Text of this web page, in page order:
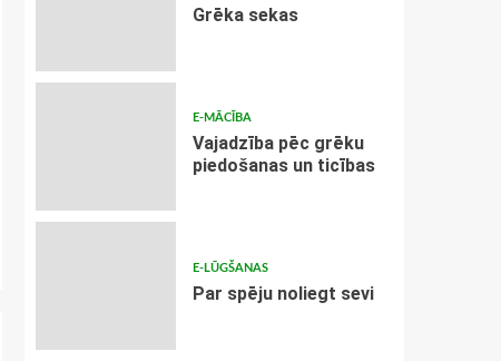
Grēka sekas
E-MĀCĪBA
Vajadzība pēc grēku
piedošanas un ticības
E-LŪGŠANAS
Par spēju noliegt sevi